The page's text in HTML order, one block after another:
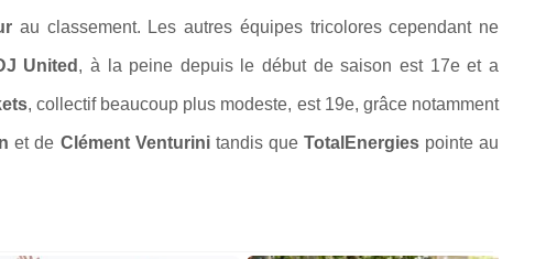
au classement. Les autres équipes tricolores cependant ne
United , à la peine depuis le début de saison est 17e et a
, collectif beaucoup plus modeste, est 19e, grâce notamment
et de Clément Venturini tandis que TotalEnergies pointe au